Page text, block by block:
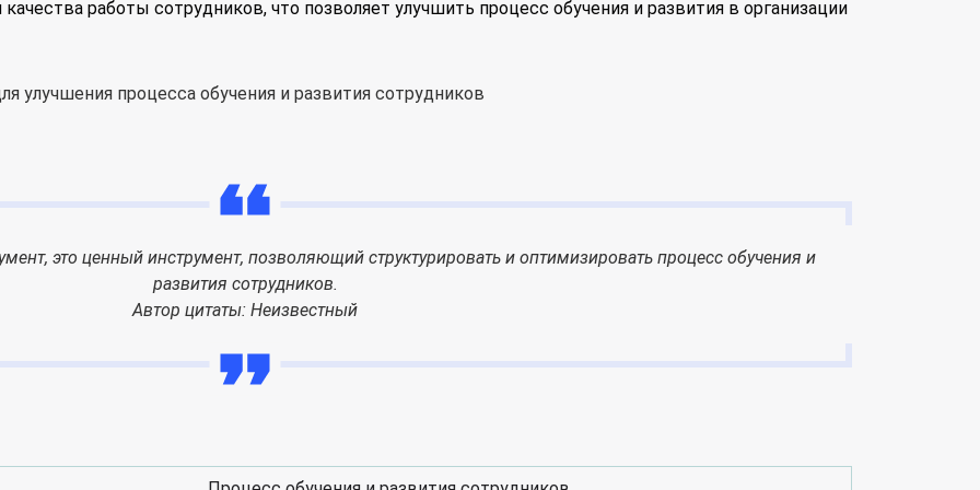
работы сотрудников, что позволяет улучшить процесс обучения и развития в организации
это ценный инструмент, позволяющий структурировать и оптимизировать процесс обучения и
развития сотрудников.
Автор цитаты: Неизвестный